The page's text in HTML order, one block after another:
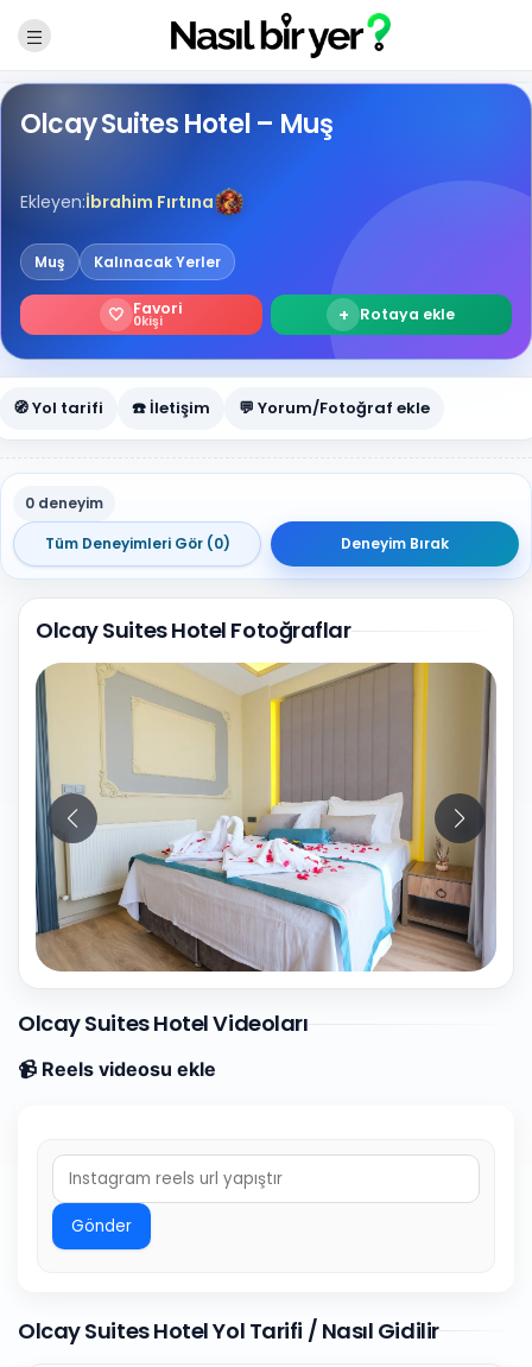
Olcay Suites Hotel – Muş
Ekleyen:İbrahim Fırtına
Muş Kalınacak Yerler
🤍 Favori
0kişi + Rotaya ekle
🧭 Yol tarifi ☎️ İletişim 💬 Yorum/Fotoğraf ekle
0 deneyim
Tüm Deneyimleri Gör (0)
Deneyim Bırak
Olcay Suites Hotel Fotoğraflar
Olcay Suites Hotel Videoları
📹 Reels videosu ekle
Gönder
Olcay Suites Hotel Yol Tarifi / Nasıl Gidilir